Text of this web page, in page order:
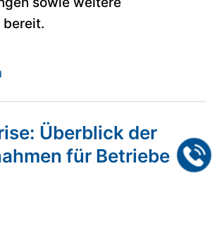
bereit.
Überblick der
für Betriebe